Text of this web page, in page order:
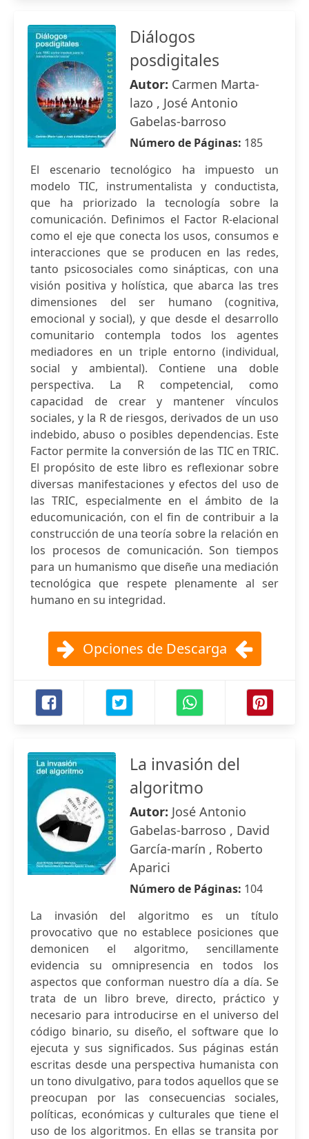
Diálogos
posdigitales
Autor: Carmen Marta-
lazo , José Antonio
Gabelas-barroso
Número de Páginas: 185
El escenario tecnológico ha impuesto un
modelo TIC, instrumentalista y conductista,
que ha priorizado la tecnología sobre la
comunicación. Definimos el Factor R-elacional
como el eje que conecta los usos, consumos e
interacciones que se producen en las redes,
tanto psicosociales como sinápticas, con una
visión positiva y holística, que abarca las tres
dimensiones del ser humano (cognitiva,
emocional y social), y que desde el desarrollo
comunitario contempla todos los agentes
mediadores en un triple entorno (individual,
social y ambiental). Contiene una doble
perspectiva. La R competencial, como
capacidad de crear y mantener vínculos
sociales, y la R de riesgos, derivados de un uso
indebido, abuso o posibles dependencias. Este
Factor permite la conversión de las TIC en TRIC.
El propósito de este libro es reflexionar sobre
diversas manifestaciones y efectos del uso de
las TRIC, especialmente en el ámbito de la
educomunicación, con el fin de contribuir a la
construcción de una teoría sobre la relación en
los procesos de comunicación. Son tiempos
para un humanismo que diseñe una mediación
tecnológica que respete plenamente al ser
humano en su integridad.
Opciones de Descarga
La invasión del
algoritmo
Autor: José Antonio
Gabelas-barroso , David
García-marín , Roberto
Aparici
Número de Páginas: 104
La invasión del algoritmo es un título
provocativo que no establece posiciones que
demonicen el algoritmo, sencillamente
evidencia su omnipresencia en todos los
aspectos que conforman nuestro día a día. Se
trata de un libro breve, directo, práctico y
necesario para introducirse en el universo del
código binario, su diseño, el software que lo
ejecuta y sus significados. Sus páginas están
escritas desde una perspectiva humanista con
un tono divulgativo, para todos aquellos que se
preocupan por las consecuencias sociales,
políticas, económicas y culturales que tiene el
uso de los algoritmos. En ellas se transita por